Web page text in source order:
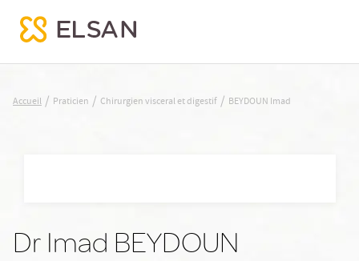
BEYDOUN Imad
Accueil / Praticien / Chirurgien visceral et digestif / BEYDOUN Imad
Dr Imad BEYDOUN